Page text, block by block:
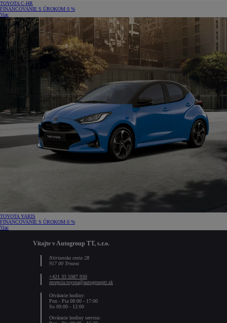
TOYOTA C‑HR
FINANCOVANIE S ÚROKOM 0 %
Viac
TOYOTA YARIS
FINANCOVANIE S ÚROKOM 0 %
Viac
Vitajte v Autogroup TT, s.r.o.
Nitrianska cesta 28
917 00 Trnava
+421 33 5987 930
recepcia.toyota@autogrouptt.sk
Otváracie hodiny:
Pon - Pia 08:00 - 17:00
So 09:00 - 12:00
Otváracie hodiny servisu: